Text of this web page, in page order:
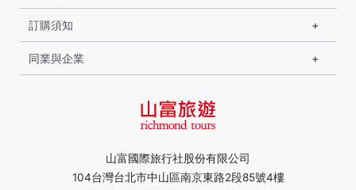
山富國際旅行社股份有限公司
104台灣台北市中山區南京東路2段85號4樓
訂購須知
同業與企業